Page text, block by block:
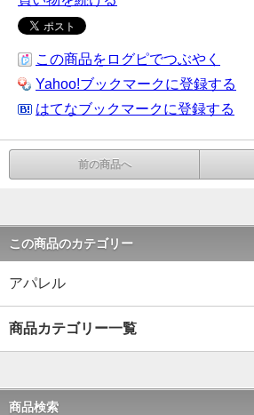
この商品をログピでつぶやく
Yahoo!ブックマークに登録する
はてなブックマークに登録する
前の商品へ
この商品のカテゴリー
アパレル
商品カテゴリー一覧
商品検索